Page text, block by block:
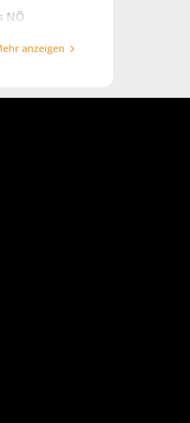
NÖ
anzeigen